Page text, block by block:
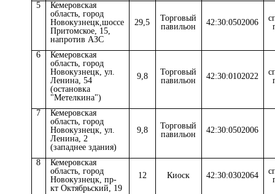
5
Кемеровская
область, город
Новокузнецк,шоссе
Притомское, 15,
напротив АЗС
29,5
Торговый
павильон
42:30:0502006
6
Кемеровская
область, город
Новокузнецк, ул.
Ленина, 54
(остановка
"Метелкина")
9,8
Торговый
павильон
42:30:0102022
7
Кемеровская
область, город
Новокузнецк, ул.
Ленина, 2
(западнее здания)
9,8
Торговый
павильон
42:30:0502006
8
Кемеровская
область, город
Новокузнецк, пр-
кт Октябрьский, 19
12 Киоск 42:30:0302064